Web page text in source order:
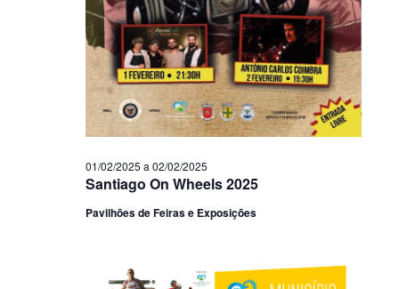
Santiago On Wheels 2025
01/02/2025 a 02/02/2025
Pavilhões de Feiras e Exposições